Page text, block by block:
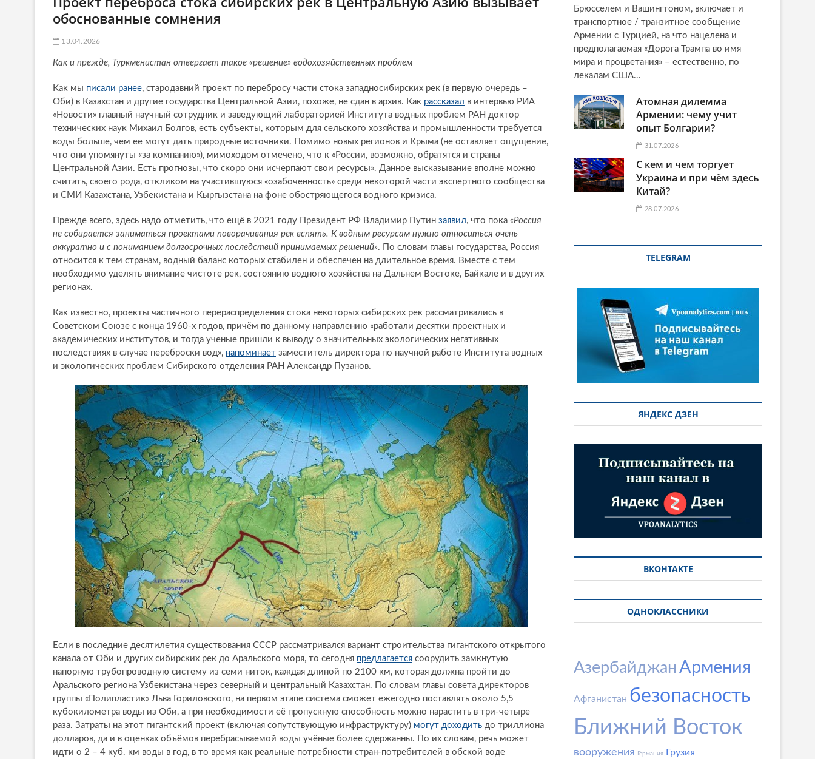
обоснованные сомнения
13.04.2026
Как и прежде, Туркменистан отвергает такое «решение» водохозяйственных проблем
Как мы писали ранее, стародавний проект по перебросу части стока западносибирских рек (в первую очередь –
Оби) в Казахстан и другие государства Центральной Азии, похоже, не сдан в архив. Как рассказал в интервью РИА
«Новости» главный научный сотрудник и заведующий лабораторией Института водных проблем РАН доктор
технических наук Михаил Болгов, есть субъекты, которым для сельского хозяйства и промышленности требуется
воды больше, чем ее могут дать природные источники. Помимо новых регионов и Крыма (не оставляет ощущение,
что они упомянуты «за компанию»), мимоходом отмечено, что к «России, возможно, обратятся и страны
Центральной Азии. Есть прогнозы, что скоро они исчерпают свои ресурсы». Данное высказывание вполне можно
считать, своего рода, откликом на участившуюся «озабоченность» среди некоторой части экспертного сообщества
и СМИ Казахстана, Узбекистана и Кыргызстана на фоне обостряющегося водного кризиса.
Прежде всего, здесь надо отметить, что ещё в 2021 году Президент РФ Владимир Путин заявил, что пока «Россия
не собирается заниматься проектами поворачивания рек вспять. К водным ресурсам нужно относиться очень
аккуратно и с пониманием долгосрочных последствий принимаемых решений». По словам главы государства, Россия
относится к тем странам, водный баланс которых стабилен и обеспечен на длительное время. Вместе с тем
необходимо уделять внимание чистоте рек, состоянию водного хозяйства на Дальнем Востоке, Байкале и в других
регионах.
Как известно, проекты частичного перераспределения стока некоторых сибирских рек рассматривались в
Советском Союзе с конца 1960-х годов, причём по данному направлению «работали десятки проектных и
академических институтов, и тогда ученые пришли к выводу о значительных экологических негативных
последствиях в случае переброски вод», напоминает заместитель директора по научной работе Института водных
и экологических проблем Сибирского отделения РАН Александр Пузанов.
Если в последние десятилетия существования СССР рассматривался вариант строительства гигантского открытого
канала от Оби и других сибирских рек до Аральского моря, то сегодня предлагается соорудить замкнутую
напорную трубопроводную систему из семи ниток, каждая длиной по 2100 км, которая должна пройти до
Аральского региона Узбекистана через северный и центральный Казахстан. По словам главы совета директоров
группы «Полипластик» Льва Гориловского, на первом этапе система сможет ежегодно поставлять около 5,5
кубокилометра воды из Оби, а при необходимости её пропускную способность можно нарастить в три-четыре
раза. Затраты на этот гигантский проект (включая сопутствующую инфраструктуру) могут доходить до триллиона
долларов, да и в оценках объёмов перебрасываемой воды учёные более сдержанны. По их словам, речь может
идти о 2 – 4 куб. км воды в год, в то время как реальные потребности стран-потребителей в обской воде
Брюсселем и Вашингтоном, включает и
транспортное / транзитное сообщение
Армении с Турцией, на что нацелена и
предполагаемая «Дорога Трампа во имя
мира и процветания» – естественно, по
лекалам США...
Атомная дилемма
Армении: чему учит
опыт Болгарии?
31.07.2026
С кем и чем торгует
Украина и при чём здесь
Китай?
28.07.2026
TELEGRAM
ЯНДЕКС ДЗЕН
ВКОНТАКТЕ
ОДНОКЛАССНИКИ
АзербайджанАрмения
Афганистан безопасность
Ближний Восток
вооружения Германия Грузия